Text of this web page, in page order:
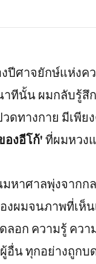
ปีศาจยักษ์แห่งคว
าทีนั้น ผมกลับรู้
ดทางกาย มีเพีย
องอีโก้' ที่ผมหวง
หาศาลพุ่งจากก
งผมจนภาพที่เห็
ลอก ความรู้ คว
อื่น ทุกอย่างถูก